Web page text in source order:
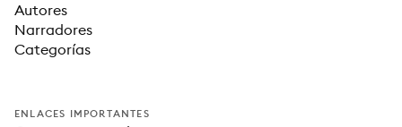
Autores
Narradores
Categorías
ENLACES IMPORTANTES